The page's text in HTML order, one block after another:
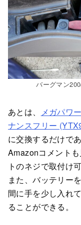
バーグマン
あとは、
メガパワ
ナンスフリー
に交換するだけで
Amazonコメント
トのネジで取付け
また、バッテリー
間に手を少し入れ
ることができる。